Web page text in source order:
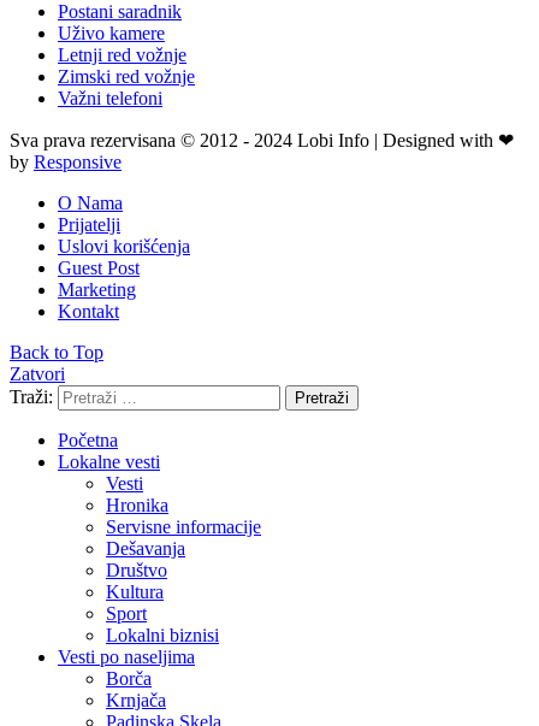
Postani saradnik
Uživo kamere
Letnji red vožnje
Zimski red vožnje
Važni telefoni
Sva prava rezervisana © 2012 - 2024 Lobi Info | Designed with ❤
by Responsive
O Nama
Prijatelji
Uslovi korišćenja
Guest Post
Marketing
Kontakt
Back to Top
Zatvori
Traži:
Pretraži
Početna
Lokalne vesti
Vesti
Hronika
Servisne informacije
Dešavanja
Društvo
Kultura
Sport
Lokalni biznisi
Vesti po naseljima
Borča
Krnjača
Padinska Skela